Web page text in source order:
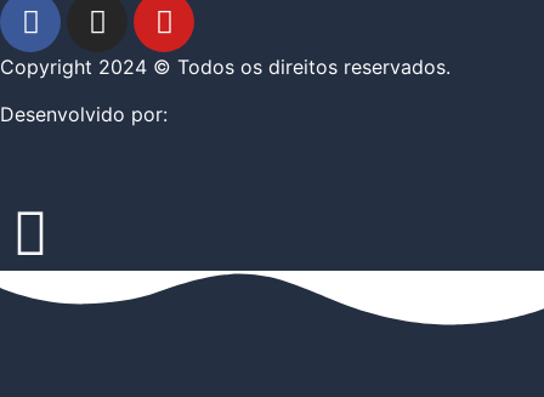
Copyright 2024 © Todos os direitos reservados.
Desenvolvido por: